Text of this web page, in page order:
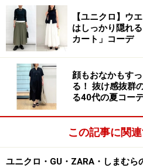
は、標準丈が52～54cmなの
丈が49cmの短めバージョンも
試着してみて、もし丈が長く
通販で短い方を購入するのも
2. 美シルエット＆高
【ユニクロ】ウ
はしっかり隠れ
カート」コーデ
顔もおなかもす
る！ 抜け感抜群
る40代の夏コー
この記事に関
ユニクロ・GU・ZARA・しまむら